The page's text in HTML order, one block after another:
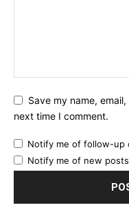
Save my name,
next time I comment.
Notify me of follow-up
Notify me of new